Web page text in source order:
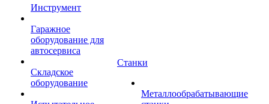
Инструмент
Гаражное
оборудование для
автосервиса
Складское
оборудование
Станки
Металлообрабатывающие